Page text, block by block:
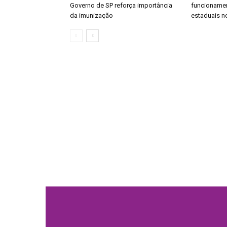
Governo de SP reforça importância
da imunização
estaduais